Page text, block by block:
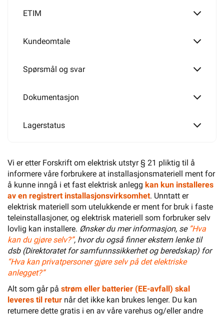
ETIM
Kundeomtale
Spørsmål og svar
Dokumentasjon
Lagerstatus
Vi er etter Forskrift om elektrisk utstyr § 21 pliktig til å
informere våre forbrukere at installasjonsmateriell ment for
å kunne inngå i et fast elektrisk anlegg kan kun installeres
av en registrert installasjonsvirksomhet. Unntatt er
elektrisk materiell som utelukkende er ment for bruk i faste
teleinstallasjoner, og elektrisk materiell som forbruker selv
lovlig kan installere. Ønsker du mer informasjon, se ”Hva
kan du gjøre selv?”, hvor du også finner ekstern lenke til
dsb (Direktoratet for samfunnssikkerhet og beredskap) for
“Hva kan privatpersoner gjøre selv på det elektriske
anlegget?”
Alt som går på strøm eller batterier (EE-avfall) skal
leveres til retur når det ikke kan brukes lenger. Du kan
returnere dette gratis i en av våre varehus og/eller andre